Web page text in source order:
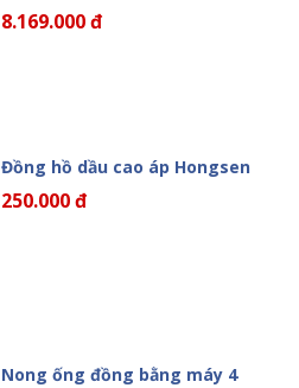
8.169.000 đ
Đồng hồ dầu cao áp Hongsen
250.000 đ
Nong ống đồng bằng máy 4